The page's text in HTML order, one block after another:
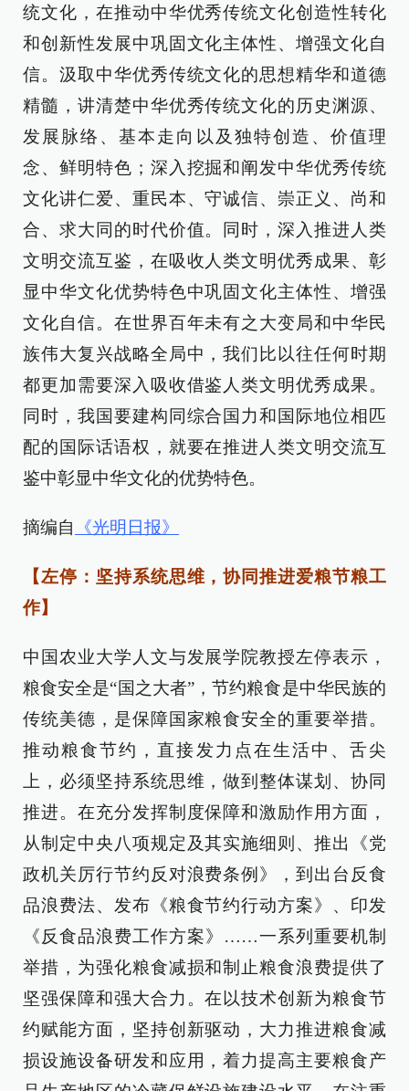
统文化，在推动中华优秀传统文化创造性转化
和创新性发展中巩固文化主体性、增强文化自
信。汲取中华优秀传统文化的思想精华和道德
精髓，讲清楚中华优秀传统文化的历史渊源、
发展脉络、基本走向以及独特创造、价值理
念、鲜明特色；深入挖掘和阐发中华优秀传统
文化讲仁爱、重民本、守诚信、崇正义、尚和
合、求大同的时代价值。同时，深入推进人类
文明交流互鉴，在吸收人类文明优秀成果、彰
显中华文化优势特色中巩固文化主体性、增强
文化自信。在世界百年未有之大变局和中华民
族伟大复兴战略全局中，我们比以往任何时期
都更加需要深入吸收借鉴人类文明优秀成果。
同时，我国要建构同综合国力和国际地位相匹
配的国际话语权，就要在推进人类文明交流互
鉴中彰显中华文化的优势特色。
摘编自 《光明日报》
【左停：坚持系统思维，协同推进爱粮节粮工
作】
中国农业大学人文与发展学院教授左停表示，
粮食安全是“国之大者”，节约粮食是中华民族的
传统美德，是保障国家粮食安全的重要举措。
推动粮食节约，直接发力点在生活中、舌尖
上，必须坚持系统思维，做到整体谋划、协同
推进。在充分发挥制度保障和激励作用方面，
从制定中央八项规定及其实施细则、推出《党
政机关厉行节约反对浪费条例》，到出台反食
品浪费法、发布《粮食节约行动方案》、印发
《反食品浪费工作方案》……一系列重要机制
举措，为强化粮食减损和制止粮食浪费提供了
坚强保障和强大合力。在以技术创新为粮食节
约赋能方面，坚持创新驱动，大力推进粮食减
损设施设备研发和应用，着力提高主要粮食产